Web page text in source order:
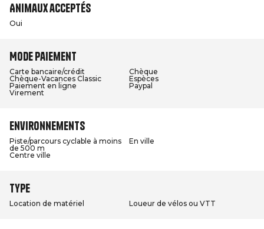
Animaux acceptés
Oui
Mode paiement
Carte bancaire/crédit
Chèque
Chèque-Vacances Classic
Espèces
Paiement en ligne
Paypal
Virement
Environnements
Piste/parcours cyclable à moins
de 500 m
En ville
Centre ville
Type
Location de matériel Loueur de vélos ou VTT